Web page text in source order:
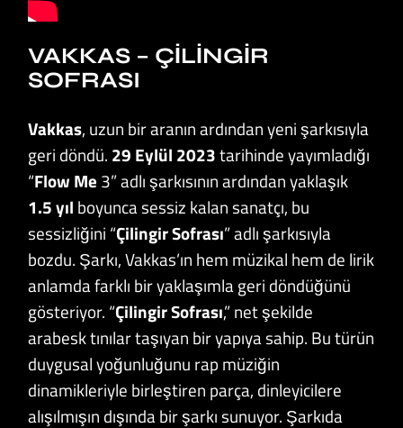
VAKKAS – ÇILINGIR
SOFRASI
Vakkas, uzun bir aranın ardından yeni şarkısıyla
geri döndü. 29 Eylül 2023tarihinde yayımladığı
“Flow Me 3” adlı şarkısının ardından yaklaşık
1.5 yıl boyunca sessiz kalan sanatçı, bu
sessizliğini “ÇilingirSofrası” adlı şarkısıyla
bozdu. Şarkı, Vakkas’ın hem müzikal hem de lirik
anlamda farklı bir yaklaşımla geri döndüğünü
gösteriyor. “ÇilingirSofrası,” net şekilde
arabesk tınılar taşıyan bir yapıya sahip. Bu türün
duygusal yoğunluğunu rap müziğin
dinamikleriyle birleştiren parça, dinleyicilere
alışılmışın dışında bir şarkı sunuyor. Şarkıda